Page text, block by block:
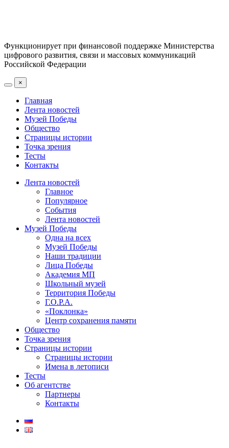
Функционирует при финансовой поддержке Министерства
цифрового развития, связи и массовых коммуникаций
Российской Федерации
×
Главная
Лента новостей
Музей Победы
Общество
Страницы истории
Точка зрения
Тесты
Контакты
Лента новостей
Главное
Популярное
События
Лента новостей
Музей Победы
Одна на всех
Музей Победы
Наши традиции
Лица Победы
Академия МП
Школьный музей
Территория Победы
Г.О.Р.А.
«Поклонка»
Центр сохранения памяти
Общество
Точка зрения
Страницы истории
Страницы истории
Имена в летописи
Тесты
Об агентстве
Партнеры
Контакты